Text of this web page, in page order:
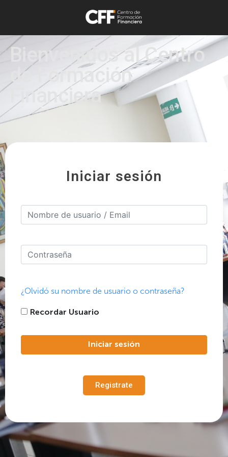
Bienvenidos al Centro
de Formación
Financiera
Iniciar sesión
Nombre_de_usuario / Email
Contraseña
¿Olvidó su nombre de usuario o contraseña?
Recordar Usuario
Iniciar sesión
Registrate